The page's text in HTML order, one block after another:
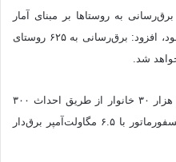
به روستاها بر مبنای آمار
سرشماری نفوس و مسکن انجام می‌شود، افزود: برق‌رسانی به ۶۲۵ روستای
شد.
وی ادامه داد: با انجام این پروژه‌ها، دو هزار ۳۰ خانوار از طریق احداث ۳۰۰
‌کیلومتر شبکه و نصب ۱۷۰ دستگاه ترانسفورماتور با ۶.۵ مگاولت‌آمپر برق‌دار